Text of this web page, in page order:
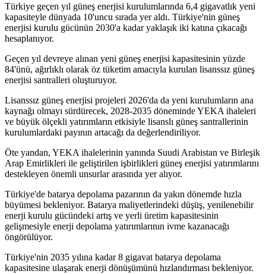
Türkiye geçen yıl güneş enerjisi kurulumlarında 6,4 gigavatlık yeni
kapasiteyle dünyada 10'uncu sırada yer aldı. Türkiye'nin güneş
enerjisi kurulu gücünün 2030'a kadar yaklaşık iki katına çıkacağı
hesaplanıyor.
Geçen yıl devreye alınan yeni güneş enerjisi kapasitesinin yüzde
84'ünü, ağırlıklı olarak öz tüketim amacıyla kurulan lisanssız güneş
enerjisi santralleri oluşturuyor.
Lisanssız güneş enerjisi projeleri 2026'da da yeni kurulumların ana
kaynağı olmayı sürdürecek, 2028-2035 döneminde YEKA ihaleleri
ve büyük ölçekli yatırımların etkisiyle lisanslı güneş santrallerinin
kurulumlardaki payının artacağı da değerlendiriliyor.
Öte yandan, YEKA ihalelerinin yanında Suudi Arabistan ve Birleşik
Arap Emirlikleri ile geliştirilen işbirlikleri güneş enerjisi yatırımlarını
destekleyen önemli unsurlar arasında yer alıyor.
Türkiye'de batarya depolama pazarının da yakın dönemde hızla
büyümesi bekleniyor. Batarya maliyetlerindeki düşüş, yenilenebilir
enerji kurulu gücündeki artış ve yerli üretim kapasitesinin
gelişmesiyle enerji depolama yatırımlarının ivme kazanacağı
öngörülüyor.
Türkiye'nin 2035 yılına kadar 8 gigavat batarya depolama
kapasitesine ulaşarak enerji dönüşümünü hızlandırması bekleniyor.